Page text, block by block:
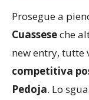
Prosegue a
Cuasseseche
new entry,
competitiva
Pedoja. Lo